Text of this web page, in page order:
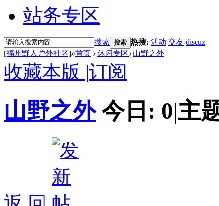
站务专区
搜索 搜索 热搜: 活动 交友 discuz
[福州野人户外社区]»首页 › 休闲专区› 山野之外
收藏本版 |订阅
山野之外 今日: 0|主